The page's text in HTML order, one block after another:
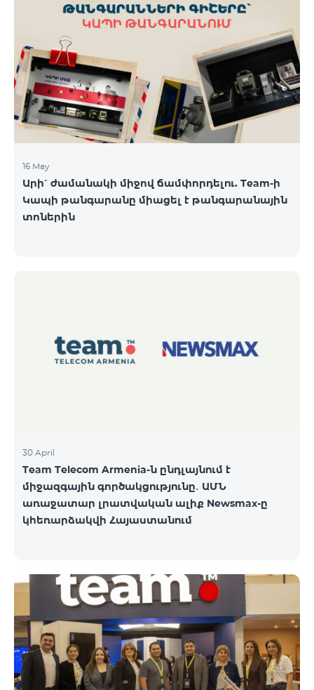
16 May
Արի՛ ժամանակի միջով ճամփորդելու. Team-ի
Կապի թանգարանը միացել է թանգարանային
տոներին
30 April
Team Telecom Armenia-ն ընդլայնում է
միջազգային գործակցությունը․ ԱՄՆ
առաջատար լրատվական ալիք Newsmax-ը
կհեռարձակվի Հայաստանում